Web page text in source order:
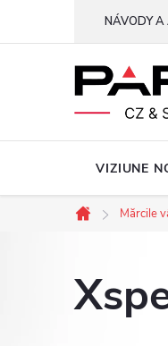
NÁVODY
VIZIUNE
Acasă
Mărcile